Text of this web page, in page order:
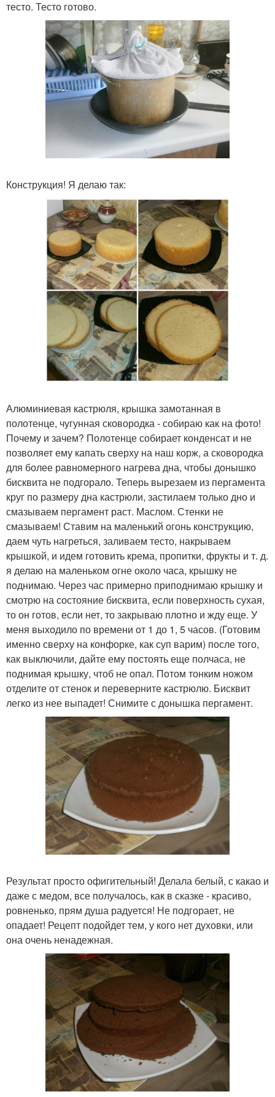
тесто. Тесто готово.
Конструкция! Я делаю так:
Алюминиевая кастрюля, крышка замотанная в
полотенце, чугунная сковородка - собираю как на фото!
Почему и зачем? Полотенце собирает конденсат и не
позволяет ему капать сверху на наш корж, а сковородка
для более равномерного нагрева дна, чтобы донышко
бисквита не подгорало. Теперь вырезаем из пергамента
круг по размеру дна кастрюли, застилаем только дно и
смазываем пергамент раст. Маслом. Стенки не
смазываем! Ставим на маленький огонь конструкцию,
даем чуть нагреться, заливаем тесто, накрываем
крышкой, и идем готовить крема, пропитки, фрукты и т. д.
я делаю на маленьком огне около часа, крышку не
поднимаю. Через час примерно приподнимаю крышку и
смотрю на состояние бисквита, если поверхность сухая,
то он готов, если нет, то закрываю плотно и жду еще. У
меня выходило по времени от 1 до 1, 5 часов. (Готовим
именно сверху на конфорке, как суп варим) после того,
как выключили, дайте ему постоять еще полчаса, не
поднимая крышку, чтоб не опал. Потом тонким ножом
отделите от стенок и переверните кастрюлю. Бисквит
легко из нее выпадет! Снимите с донышка пергамент.
Результат просто офигительный! Делала белый, с какао и
даже с медом, все получалось, как в сказке - красиво,
ровненько, прям душа радуется! Не подгорает, не
опадает! Рецепт подойдет тем, у кого нет духовки, или
она очень ненадежная.